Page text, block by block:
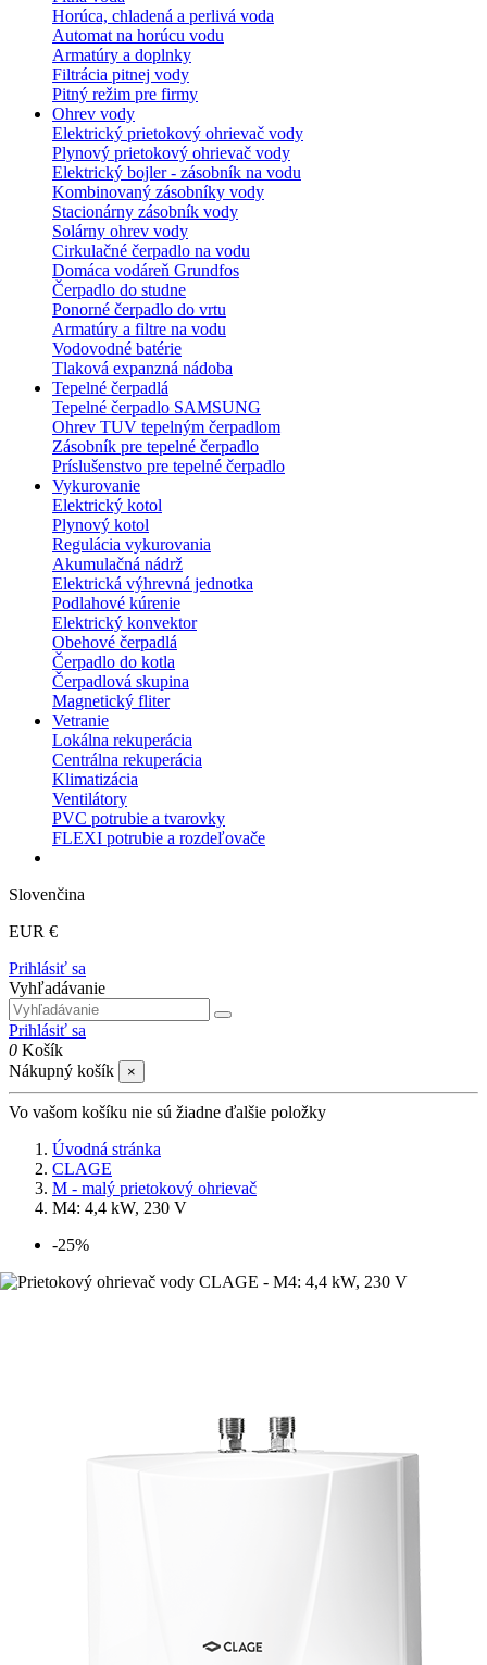
Horúca, chladená a perlivá voda
Automat na horúcu vodu
Armatúry a doplnky
Filtrácia pitnej vody
Pitný režim pre firmy
Ohrev vody
Elektrický prietokový ohrievač vody
Plynový prietokový ohrievač vody
Elektrický bojler - zásobník na vodu
Kombinovaný zásobníky vody
Stacionárny zásobník vody
Solárny ohrev vody
Cirkulačné čerpadlo na vodu
Domáca vodáreň Grundfos
Čerpadlo do studne
Ponorné čerpadlo do vrtu
Armatúry a filtre na vodu
Vodovodné batérie
Tlaková expanzná nádoba
Tepelné čerpadlá
Tepelné čerpadlo SAMSUNG
Ohrev TUV tepelným čerpadlom
Zásobník pre tepelné čerpadlo
Príslušenstvo pre tepelné čerpadlo
Vykurovanie
Elektrický kotol
Plynový kotol
Regulácia vykurovania
Akumulačná nádrž
Elektrická výhrevná jednotka
Podlahové kúrenie
Elektrický konvektor
Obehové čerpadlá
Čerpadlo do kotla
Čerpadlová skupina
Magnetický fliter
Vetranie
Lokálna rekuperácia
Centrálna rekuperácia
Klimatizácia
Ventilátory
PVC potrubie a tvarovky
FLEXI potrubie a rozdeľovače
Slovenčina
EUR €
Prihlásiť sa
Vyhľadávanie
Prihlásiť sa
0 Košík
Nákupný košík
×
Vo vašom košíku nie sú žiadne ďalšie položky
Úvodná stránka
CLAGE
M - malý prietokový ohrievač
M4: 4,4 kW, 230 V
-25%